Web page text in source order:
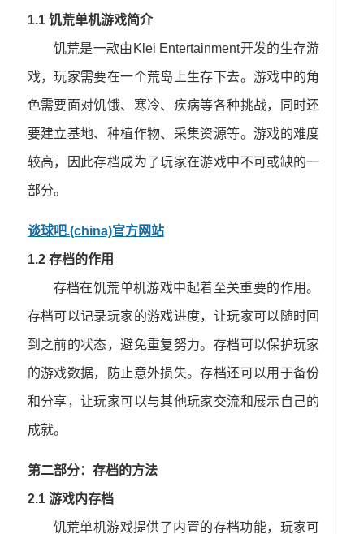
1.1 饥荒单机游戏简介
饥荒是一款由Klei Entertainment开发的生存游
戏，玩家需要在一个荒岛上生存下去。游戏中的角
色需要面对饥饿、寒冷、疾病等各种挑战，同时还
要建立基地、种植作物、采集资源等。游戏的难度
较高，因此存档成为了玩家在游戏中不可或缺的一
部分。
谈球吧.(china)官方网站
1.2 存档的作用
存档在饥荒单机游戏中起着至关重要的作用。
存档可以记录玩家的游戏进度，让玩家可以随时回
到之前的状态，避免重复努力。存档可以保护玩家
的游戏数据，防止意外损失。存档还可以用于备份
和分享，让玩家可以与其他玩家交流和展示自己的
成就。
第二部分：存档的方法
2.1 游戏内存档
饥荒单机游戏提供了内置的存档功能，玩家可